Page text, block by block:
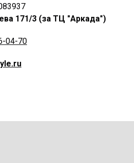
171/3 (за ТЦ "Аркада")
04-70